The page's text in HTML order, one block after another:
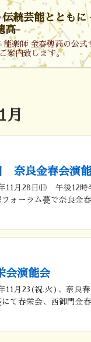
統芸能とともに
高-
能楽師 金春穂高の公式
案内致します。
月
奈良金春会演
11月28日㈰ 午後12時
フォーラム甍で奈良金
。 仕舞 酒井賢一 吉
茂山千五郎 アド
仕舞 金春飛翔 辻
会演能会
11月23(祝.火)、奈良
にて春栄会、西御門金
が催されます。 舞